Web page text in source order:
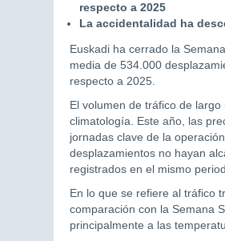
respecto a 2025
La accidentalidad ha
Euskadi ha cerrado la
media de 534.000
respecto a 2025.
El volumen de tráfico de
climatología. Este año, las
jornadas clave de la
desplazamientos no hayan
registrados en el mismo
En lo que se refiere al tráfico
comparación con la Semana
principalmente a las